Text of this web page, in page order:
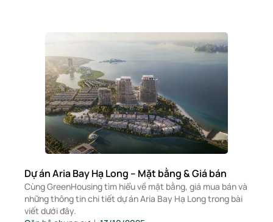
Dự án Aria Bay Hạ Long – Mặt bằng & Giá bán
Cùng GreenHousing tìm hiểu về mặt bằng, giá mua bán và
những thông tin chi tiết dự án Aria Bay Hạ Long trong bài
viết dưới đây.